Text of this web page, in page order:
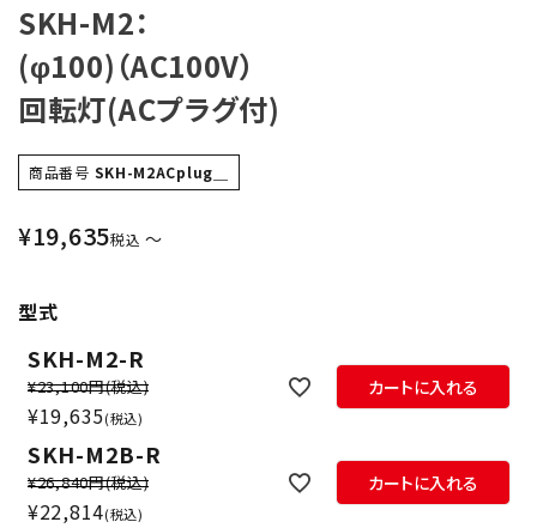
SKH-M2：
(φ100)（AC100V）
回転灯(ACプラグ付)
商品番号 SKH-M2ACplug＿
¥19,635税込 〜
型式
SKH-M2-R
¥23,100円(税込)
¥19,635 税込
カートに入れる
SKH-M2B-R
¥26,840円(税込)
¥22,814 税込
カートに入れる